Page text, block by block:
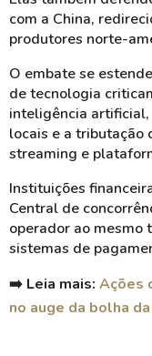
com a China,
produtores norte-
O embate se
de tecnologia
inteligência
locais e a tributação
streaming e
Instituições
Central de
operador ao mesmo
sistemas de
➡️ Leia mais: Ações
no auge da bolha